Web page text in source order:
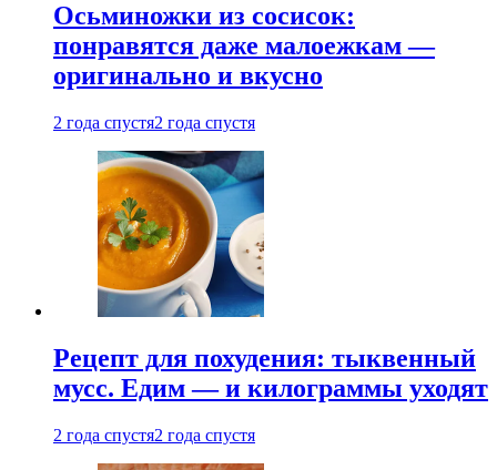
Осьминожки из сосисок:
понравятся даже малоежкам —
оригинально и вкусно
2 года спустя2 года спустя
Рецепт для похудения: тыквенный
мусс. Едим — и килограммы уходят
2 года спустя2 года спустя